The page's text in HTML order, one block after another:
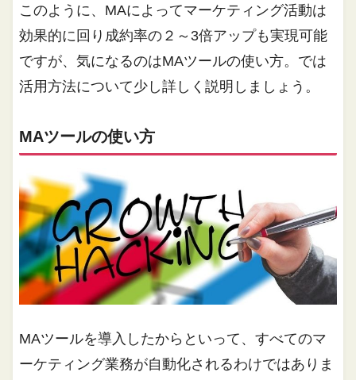
このように、MAによってマーケティング活動は
効果的に回り成約率の２～3倍アップも実現可能
ですが、気になるのはMAツールの使い方。では
活用方法について少し詳しく説明しましょう。
MAツールの使い方
MAツールを導入したからといって、すべてのマ
ーケティング業務が自動化されるわけではありま